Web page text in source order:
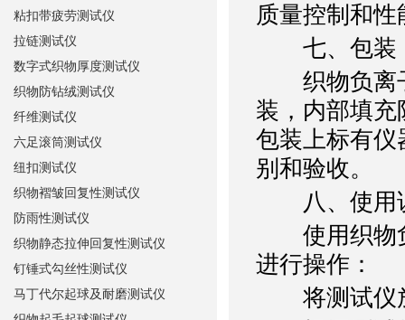
质量控制和性
七、包装
织物负离子
装，内部填
包装上标有仪
别和验收。
八、使用
使用织物负
进行操作：
将测试仪放
粘扣带疲劳测试仪
拉链测试仪
数字式织物厚度测试仪
织物防钻绒测试仪
纤维测试仪
六足滚筒测试仪
纽扣测试仪
织物褶皱回复性测试仪
防雨性测试仪
织物静态拉伸回复性测试仪
钉锤式勾丝性测试仪
马丁代尔起球及耐磨测试仪